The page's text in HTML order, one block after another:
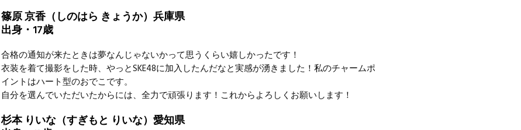
篠原 京香（しのはら きょうか）兵庫県
出身・17歳
合格の通知が来たときは夢なんじゃないかって思うくらい嬉しかったです！
衣装を着て撮影をした時、やっとSKE48に加入したんだなと実感が湧きました！私のチャームポ
イントはハート型のおでこです。
自分を選んでいただいたからには、全力で頑張ります！これからよろしくお願いします！
杉本 りいな（すぎもと りいな）愛知県